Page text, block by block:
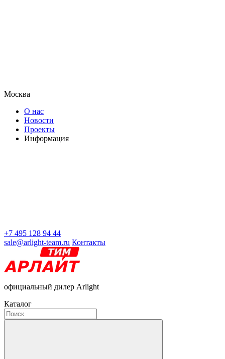
Москва
О нас
Новости
Проекты
Информация
+7 495 128 94 44
sale@arlight-team.ru Контакты
официальный дилер Arlight
Каталог